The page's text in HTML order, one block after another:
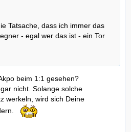
Tatsache, dass ich immer das
- egal wer das ist - ein Tor
beim 1:1 gesehen?
nicht. Solange solche
werkeln, wird sich Deine